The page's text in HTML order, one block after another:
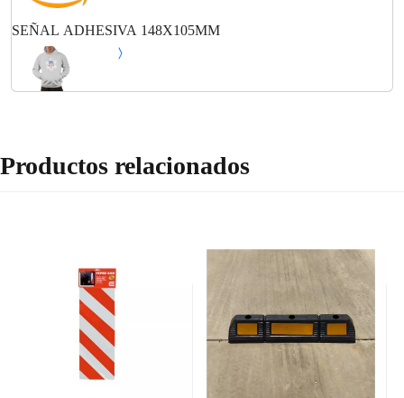
SEÑAL ADHESIVA 148X105MM
Productos relacionados